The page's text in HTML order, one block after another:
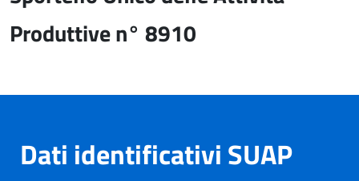
Produttive n° 8910
Dati identificativi SUAP